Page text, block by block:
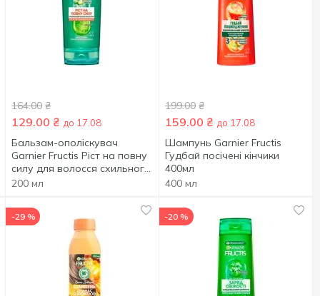
164.00 ₴
129.00 ₴ до 17.08
Бальзам-ополіскувач
Garnier Fructis Ріст на повну
силу для волосся схильного
до випадіння 200мл
200 мл
199.00 ₴
159.00 ₴ до 17.08
Шампунь Garnier Fructis
Гудбай посічені кінчики
400мл
400 мл
-29 % -20 %